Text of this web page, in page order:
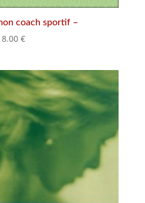
coach sportif –
8.00 €